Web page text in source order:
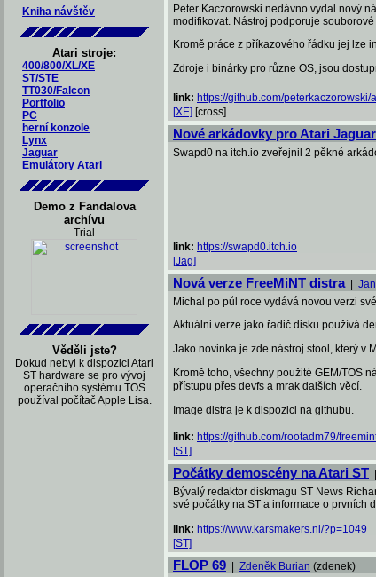
Kniha návštěv
Atari stroje:
400/800/XL/XE
ST/STE
TT030/Falcon
Portfolio
PC
herní konzole
Lynx
Jaguar
Emulátory Atari
Demo z Fandalova
archívu
Trial
Věděli jste?
Dokud nebyl k dispozici Atari
ST hardware se pro vývoj
operačního systému TOS
používal počítač Apple Lisa.
Peter Kaczorowski nedávno vydal nový
modifikovat. Nástroj podporuje
Kromě práce z příkazového řádku jej lze
Zdroje i binárky pro různe OS, jsou
link: https://github.com/peterkaczorowski/
[XE] [cross]
Nové arkádovky pro Atari Jaguar
Swapd0 na itch.io zveřejnil 2 pěkné
link: https://swapd0.itch.io
[Jag]
Nová verze FreeMiNT distra|
Michal po půl roce vydává novou verzi
Aktuálni verze jako řadič disku používá
Jako novinka je zde nástroj stool, který v
Kromě toho, všechny použité GEM/TOS
přístupu přes devfs a mrak dalších věcí.
Image distra je k dispozici na githubu.
link: https://github.com/rootadm79/
[ST]
Počátky demoscény na Atari ST
Bývalý redaktor diskmagu ST News
své počátky na ST a informace o prvních
link: https://www.karsmakers.nl/?p=1049
[ST]
FLOP 69 Zdeněk Burian (zdenek)